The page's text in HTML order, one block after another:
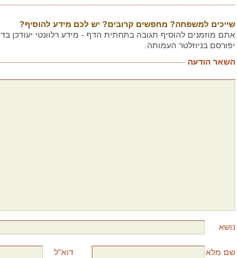
שייכים למשפחה? מחפשים קרובים? יש לכם מידע להוסיף?
אתם מוזמנים להוסיף תגובה בתחתית הדף - מידע רלוונטי יעודכן
יפורסם בניוזלטר העמותה.
השאר הודעה
שם מלא דוא"ל
נושא